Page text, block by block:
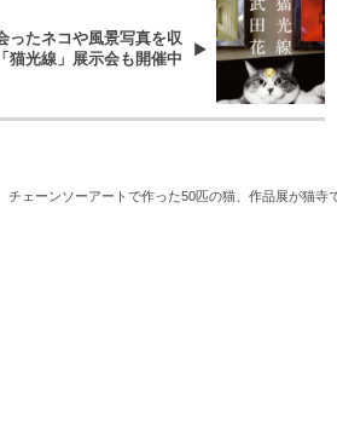
ったネコや風景写真を収
猫光線」展示会も開催中
チェーンソーアートで作った50匹の猫、作品展が猫寺